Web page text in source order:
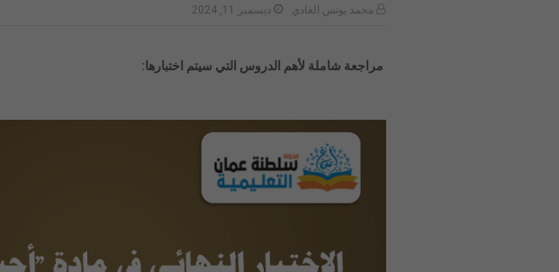
محمد يونس الغادي ديسمبر 11, 2024
مراجعة شاملة لأهم الدروس التي سيتم اختبارها: